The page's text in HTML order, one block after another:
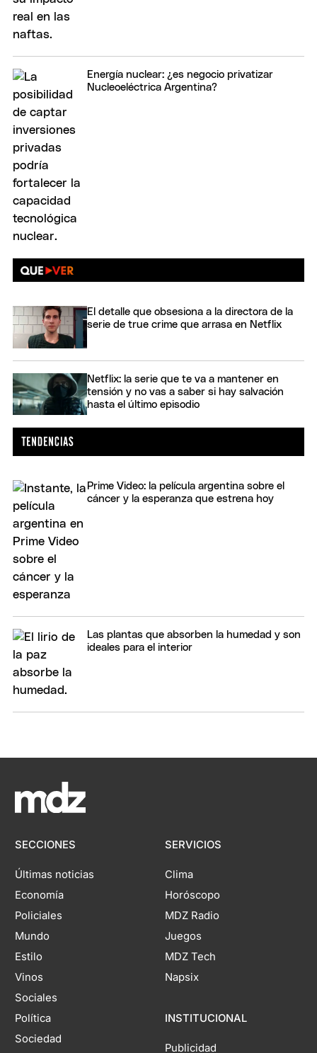
Energía nuclear: ¿es negocio privatizar
Nucleoeléctrica Argentina?
El detalle que obsesiona a la directora de la
serie de true crime que arrasa en Netflix
Netflix: la serie que te va a mantener en
tensión y no vas a saber si hay salvación
hasta el último episodio
Prime Video: la película argentina sobre el
cáncer y la esperanza que estrena hoy
Las plantas que absorben la humedad y son
ideales para el interior
SECCIONES
Últimas noticias
Economía
Policiales
Mundo
Estilo
Vinos
Sociales
Política
Sociedad
SERVICIOS
Clima
Horóscopo
MDZ Radio
Juegos
MDZ Tech
Napsix
INSTITUCIONAL
Publicidad